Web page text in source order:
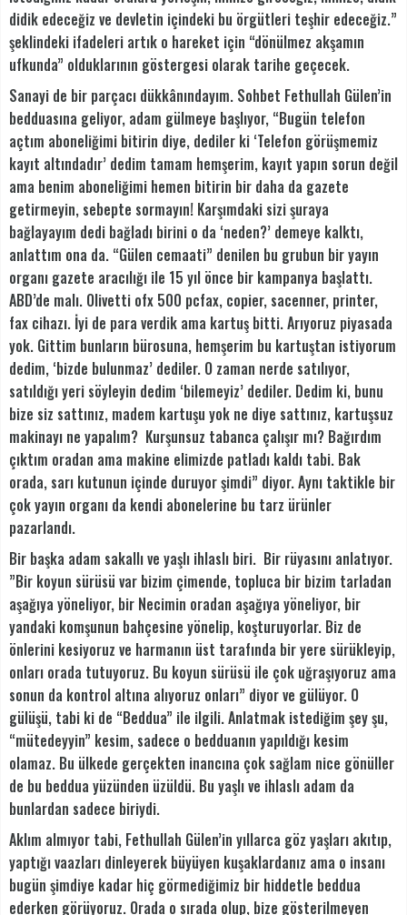
didik edeceğiz ve devletin içindeki bu örgütleri teşhir edeceğiz.”
şeklindeki ifadeleri artık o hareket için “dönülmez akşamın
ufkunda” olduklarının göstergesi olarak tarihe geçecek.
Sanayi de bir parçacı dükkânındayım. Sohbet Fethullah Gülen’in
bedduasına geliyor, adam gülmeye başlıyor, “Bugün telefon
açtım aboneliğimi bitirin diye, dediler ki ‘Telefon görüşmemiz
kayıt altındadır’ dedim tamam hemşerim, kayıt yapın sorun değil
ama benim aboneliğimi hemen bitirin bir daha da gazete
getirmeyin, sebepte sormayın! Karşımdaki sizi şuraya
bağlayayım dedi bağladı birini o da ‘neden?’ demeye kalktı,
anlattım ona da. “Gülen cemaati” denilen bu grubun bir yayın
organı gazete aracılığı ile 15 yıl önce bir kampanya başlattı.
ABD’de malı. Olivetti ofx 500 pcfax, copier, sacenner, printer,
fax cihazı. İyi de para verdik ama kartuş bitti. Arıyoruz piyasada
yok. Gittim bunların bürosuna, hemşerim bu kartuştan istiyorum
dedim, ‘bizde bulunmaz’ dediler. O zaman nerde satılıyor,
satıldığı yeri söyleyin dedim ‘bilemeyiz’ dediler. Dedim ki, bunu
bize siz sattınız, madem kartuşu yok ne diye sattınız, kartuşsuz
makinayı ne yapalım? Kurşunsuz tabanca çalışır mı? Bağırdım
çıktım oradan ama makine elimizde patladı kaldı tabi. Bak
orada, sarı kutunun içinde duruyor şimdi” diyor. Aynı taktikle bir
çok yayın organı da kendi abonelerine bu tarz ürünler
pazarlandı.
Bir başka adam sakallı ve yaşlı ihlaslı biri. Bir rüyasını anlatıyor.
”Bir koyun sürüsü var bizim çimende, topluca bir bizim tarladan
aşağıya yöneliyor, bir Necimin oradan aşağıya yöneliyor, bir
yandaki komşunun bahçesine yönelip, koşturuyorlar. Biz de
önlerini kesiyoruz ve harmanın üst tarafında bir yere sürükleyip,
onları orada tutuyoruz. Bu koyun sürüsü ile çok uğraşıyoruz ama
sonun da kontrol altına alıyoruz onları” diyor ve gülüyor. O
gülüşü, tabi ki de “Beddua” ile ilgili. Anlatmak istediğim şey şu,
“mütedeyyin” kesim, sadece o bedduanın yapıldığı kesim
olamaz. Bu ülkede gerçekten inancına çok sağlam nice gönüller
de bu beddua yüzünden üzüldü. Bu yaşlı ve ihlaslı adam da
bunlardan sadece biriydi.
Aklım almıyor tabi, Fethullah Gülen’in yıllarca göz yaşları akıtıp,
yaptığı vaazları dinleyerek büyüyen kuşaklardanız ama o insanı
bugün şimdiye kadar hiç görmediğimiz bir hiddetle beddua
ederken görüyoruz. Orada o sırada olup, bize gösterilmeyen